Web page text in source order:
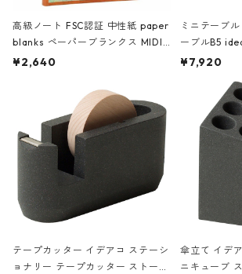
高級ノート FSC認証 中性紙 paper
blanks ペーパーブランクス MIDI
ハードカバー 罫線 ヴァン・ゴッホ
¥2,640
ミニテーブ
ーブルB5
urniture
¥7,920
テープカッター イデアコ ステーシ
ョナリー テープカッター ストーン
傘立て イデ
ニキューブ